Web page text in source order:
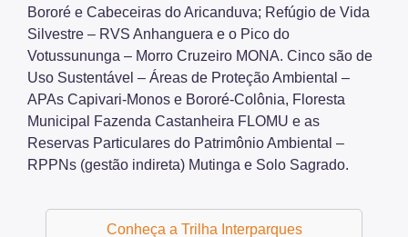
Bororé e Cabeceiras do Aricanduva; Refúgio de Vida
Silvestre – RVS Anhanguera e o Pico do
Votussununga – Morro Cruzeiro MONA. Cinco são de
Uso Sustentável – Áreas de Proteção Ambiental –
APAs Capivari-Monos e Bororé-Colônia, Floresta
Municipal Fazenda Castanheira FLOMU e as
Reservas Particulares do Patrimônio Ambiental –
RPPNs (gestão indireta) Mutinga e Solo Sagrado.
Conheça a Trilha Interparques